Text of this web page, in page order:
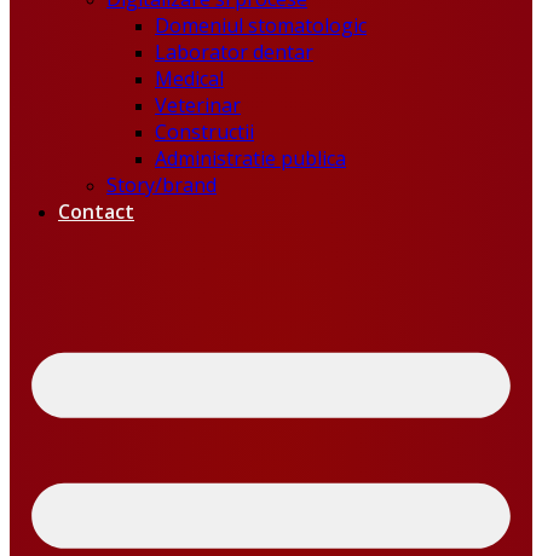
Domeniul stomatologic
Laborator dentar
Medical
Veterinar
Constructii
Administratie publica
Story/brand
Contact